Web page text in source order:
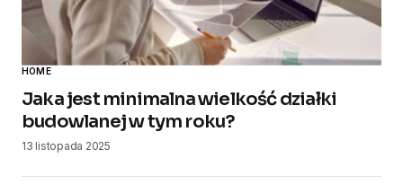
HOME
Jaka jest minimalna wielkość działki
budowlanej w tym roku?
13 listopada 2025